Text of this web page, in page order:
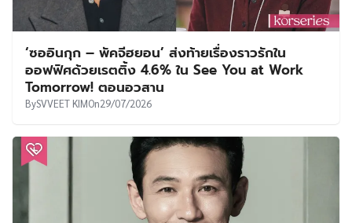
‘ซออินกุก – พัคจีฮยอน’ ส่งท้ายเรื่องราวรักใน
ออฟฟิศด้วยเรตติ้ง 4.6% ใน See You at Work
Tomorrow! ตอนอวสาน
BySVVEET KIMOn29/07/2026